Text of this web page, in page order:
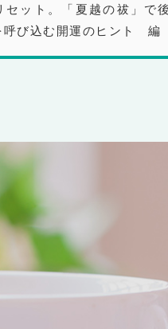
セット。「夏越の祓」で
呼び込む開運のヒント 編